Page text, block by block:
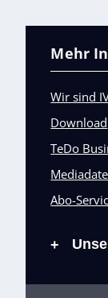
Mehr
Wir sind
Download
TeDo
Abo-
+